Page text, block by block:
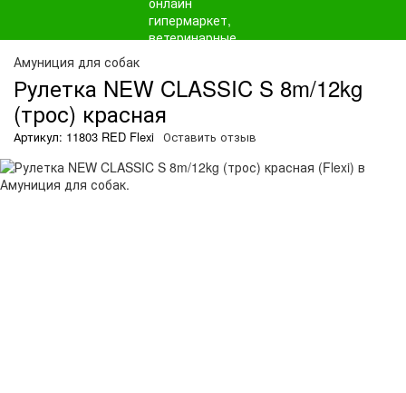
Амуниция для собак
Рулетка NEW CLASSIC S 8m/12kg
(трос) красная
Артикул: 11803 RED Flexi Оставить отзыв